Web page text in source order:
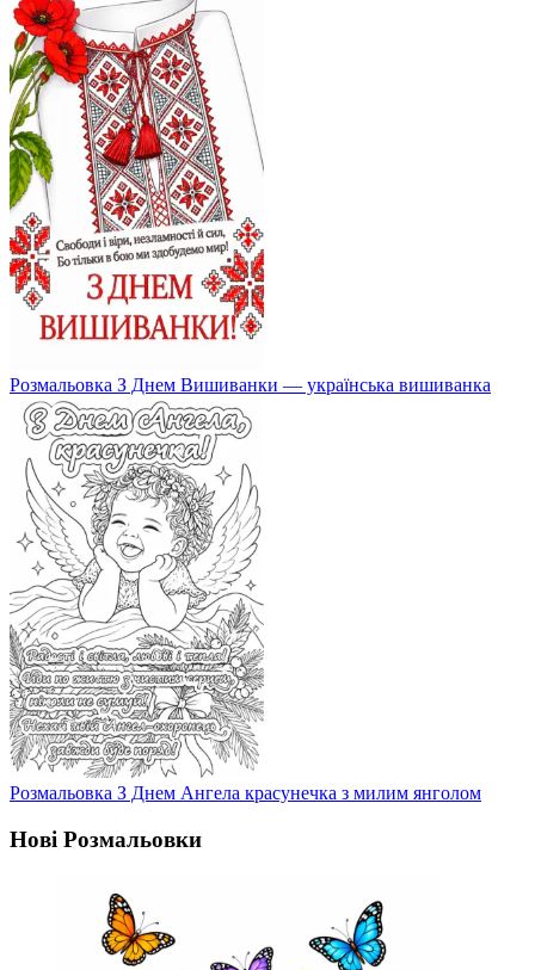
Розмальовка З Днем Вишиванки — українська вишиванка
Розмальовка З Днем Ангела красунечка з милим янголом
Нові Розмальовки